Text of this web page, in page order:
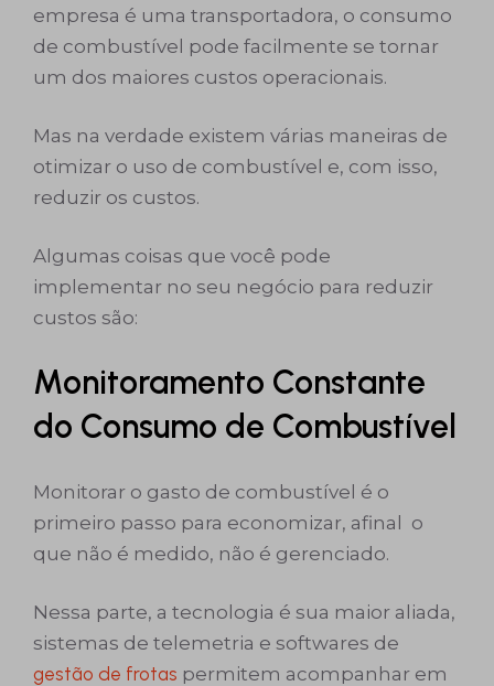
empresa é uma transportadora, o consumo
de combustível pode facilmente se tornar
um dos maiores custos operacionais.
Mas na verdade existem várias maneiras de
otimizar o uso de combustível e, com isso,
reduzir os custos.
Algumas coisas que você pode
implementar no seu negócio para reduzir
custos são:
Monitoramento Constante
do Consumo de Combustível
Monitorar o gasto de combustível é o
primeiro passo para economizar, afinal o
que não é medido, não é gerenciado.
Nessa parte, a tecnologia é sua maior aliada,
sistemas de telemetria e softwares de
gestão de frotas permitem acompanhar em